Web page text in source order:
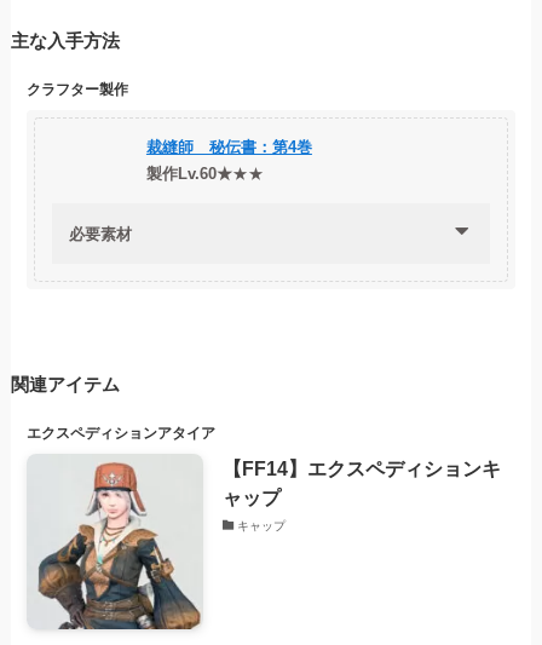
主な入手方法
クラフター製作
裁縫師 秘伝書：第4巻
製作Lv.60★★★
必要素材
関連アイテム
エクスペディションアタイア
【FF14】エクスペディションキ
ャップ
キャップ